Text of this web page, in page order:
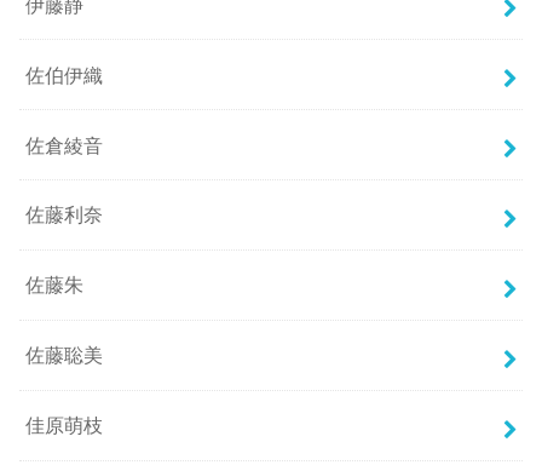
伊藤静
佐伯伊織
佐倉綾音
佐藤利奈
佐藤朱
佐藤聡美
佳原萌枝